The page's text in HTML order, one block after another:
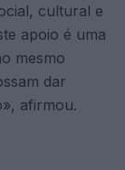
cultural e
apoio é uma
mesmo
dar
afirmou.